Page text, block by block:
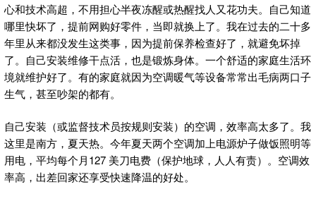
心和技术高超，不用担心半夜冻醒或热醒找人又花功夫。自己知道
哪里快坏了，提前网购好零件，当即就换上了。我在过去的二十多
年里从来都没发生这类事，因为提前保养检查好了，就避免坏掉
了。自己安装维修干点活，也是锻炼身体。一个舒适的家庭生活环
境就维护好了。有的家庭就因为空调暖气等设备常常出毛病两口子
生气，甚至吵架的都有。
自己安装（或监督技术员按规则安装）的空调，效率高太多了。我
这里是南方，夏天热。今年夏天两个空调加上电源炉子做饭照明等
用电，平均每个月127 美刀电费（保护地球，人人有责）。空调效
率高，出差回家还享受快速降温的好处。